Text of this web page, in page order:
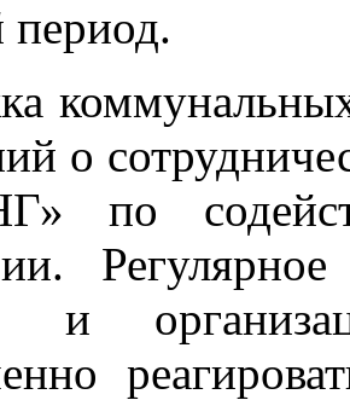
период.
о
по
и